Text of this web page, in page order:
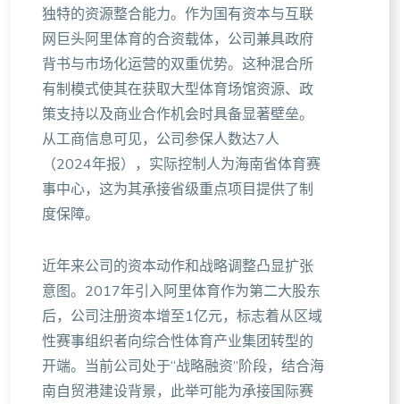
独特的资源整合能力。作为国有资本与互联
网巨头阿里体育的合资载体，公司兼具政府
背书与市场化运营的双重优势。这种混合所
有制模式使其在获取大型体育场馆资源、政
策支持以及商业合作机会时具备显著壁垒。
从工商信息可见，公司参保人数达7人
（2024年报），实际控制人为海南省体育赛
事中心，这为其承接省级重点项目提供了制
度保障。
近年来公司的资本动作和战略调整凸显扩张
意图。2017年引入阿里体育作为第二大股东
后，公司注册资本增至1亿元，标志着从区域
性赛事组织者向综合性体育产业集团转型的
开端。当前公司处于“战略融资”阶段，结合海
南自贸港建设背景，此举可能为承接国际赛